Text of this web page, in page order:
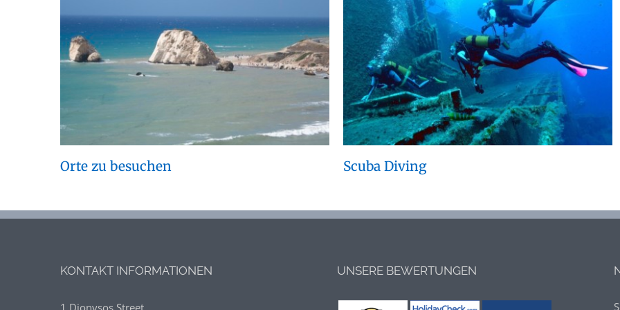
Orte zu besuchen Scuba Diving
KONTAKT INFORMATIONEN
1 Dionysos Street
UNSERE BEWERTUNGEN